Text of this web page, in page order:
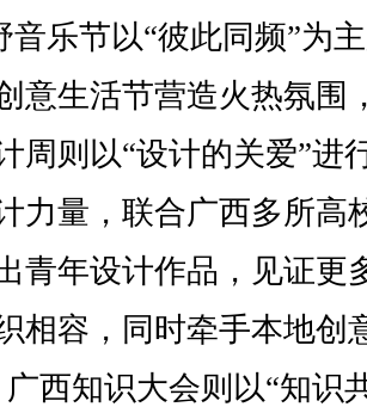
音乐节以“彼此同频”为
意生活节营造火热氛围
周则以“设计的关爱”进
力量，联合广西多所高
青年设计作品，见证更
相容，同时牵手本地创
西知识大会则以“知识